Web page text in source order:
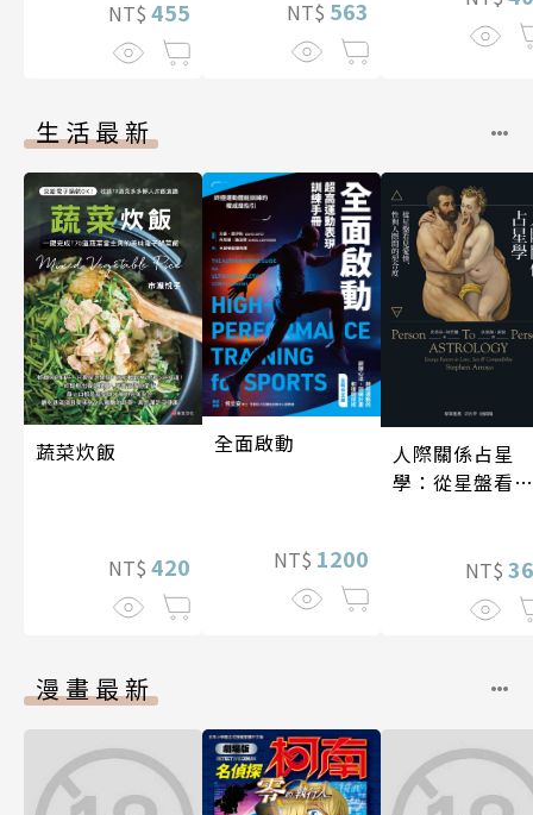
NT$ 455 NT$ 563
生活最新
蔬菜炊飯
NT$ 420
全面啟動
NT$ 1200
人際關係占星
學：從星盤看見
NT$
漫畫最新